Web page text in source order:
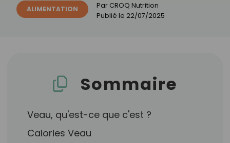
ALIMENTATION Par CROQ Nutrition
Publié le 22/07/2025
Sommaire
Veau, qu'est-ce que c'est ?
Calories Veau